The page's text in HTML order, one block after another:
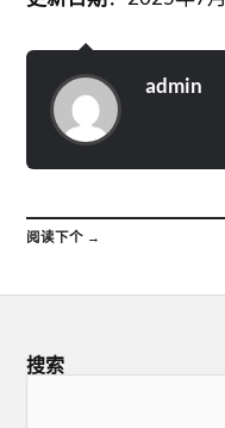
admin
阅读下个 →
搜索